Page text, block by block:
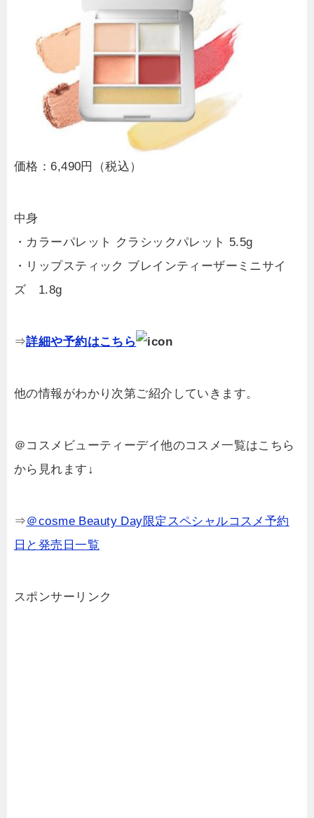
価格：6,490円（税込）
中身
・カラーパレット クラシックパレット 5.5g
・リップスティック ブレインティーザーミニサイ
ズ 1.8g
⇒詳細や予約はこちら
他の情報がわかり次第ご紹介していきます。
＠コスメビューティーデイ他のコスメ一覧はこちら
から見れます↓
⇒＠cosme Beauty Day限定スペシャルコスメ予約
日と発売日一覧
スポンサーリンク